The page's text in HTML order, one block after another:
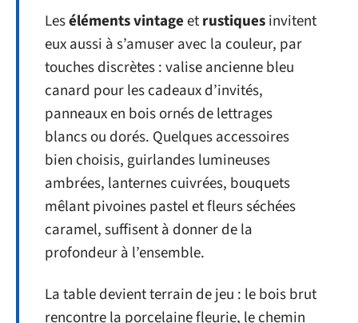
Leséléments vintageetrustiquesinvitent
eux aussi à s’amuser avec la couleur, par
touches discrètes : valise ancienne bleu
canard pour les cadeaux d’invités,
panneaux en bois ornés de lettrages
blancs ou dorés. Quelques accessoires
bien choisis, guirlandes lumineuses
ambrées, lanternes cuivrées, bouquets
mêlant pivoines pastel et fleurs séchées
caramel, suffisent à donner de la
profondeur à l’ensemble.
La table devient terrain de jeu : le bois brut
rencontre la porcelaine fleurie, le chemin